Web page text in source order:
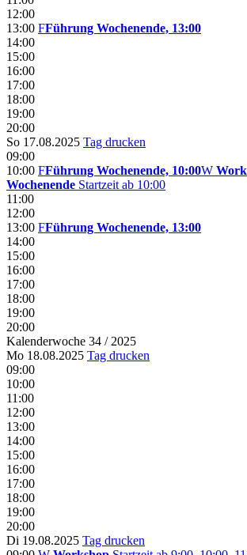
12:00
13:00 FFührung Wochenende, 13:00
14:00
15:00
16:00
17:00
18:00
19:00
20:00
So 17.08.2025 Tag drucken
09:00
10:00 FFührung Wochenende, 10:00W
Wochenende Startzeit ab 10:00
11:00
12:00
13:00 FFührung Wochenende, 13:00
14:00
15:00
16:00
17:00
18:00
19:00
20:00
Kalenderwoche 34 / 2025
Mo 18.08.2025 Tag drucken
09:00
10:00
11:00
12:00
13:00
14:00
15:00
16:00
17:00
18:00
19:00
20:00
Di 19.08.2025 Tag drucken